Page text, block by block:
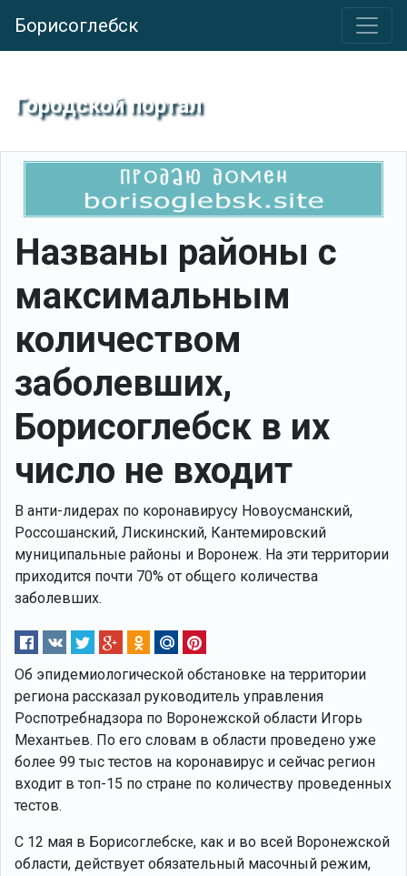
Борисоглебск
Городской портал
Названы районы с
максимальным
количеством
заболевших,
Борисоглебск в их
число не входит
В анти-лидерах по коронавирусу Новоусманский,
Россошанский, Лискинский, Кантемировский
муниципальные районы и Воронеж. На эти территории
приходится почти 70% от общего количества
заболевших.
Об эпидемиологической обстановке на территории
региона рассказал руководитель управления
Роспотребнадзора по Воронежской области Игорь
Механтьев. По его словам в области проведено уже
более 99 тыс тестов на коронавирус и сейчас регион
входит в топ-15 по стране по количеству проведенных
тестов.
С 12 мая в Борисоглебске, как и во всей Воронежской
области, действует обязательный масочный режим,